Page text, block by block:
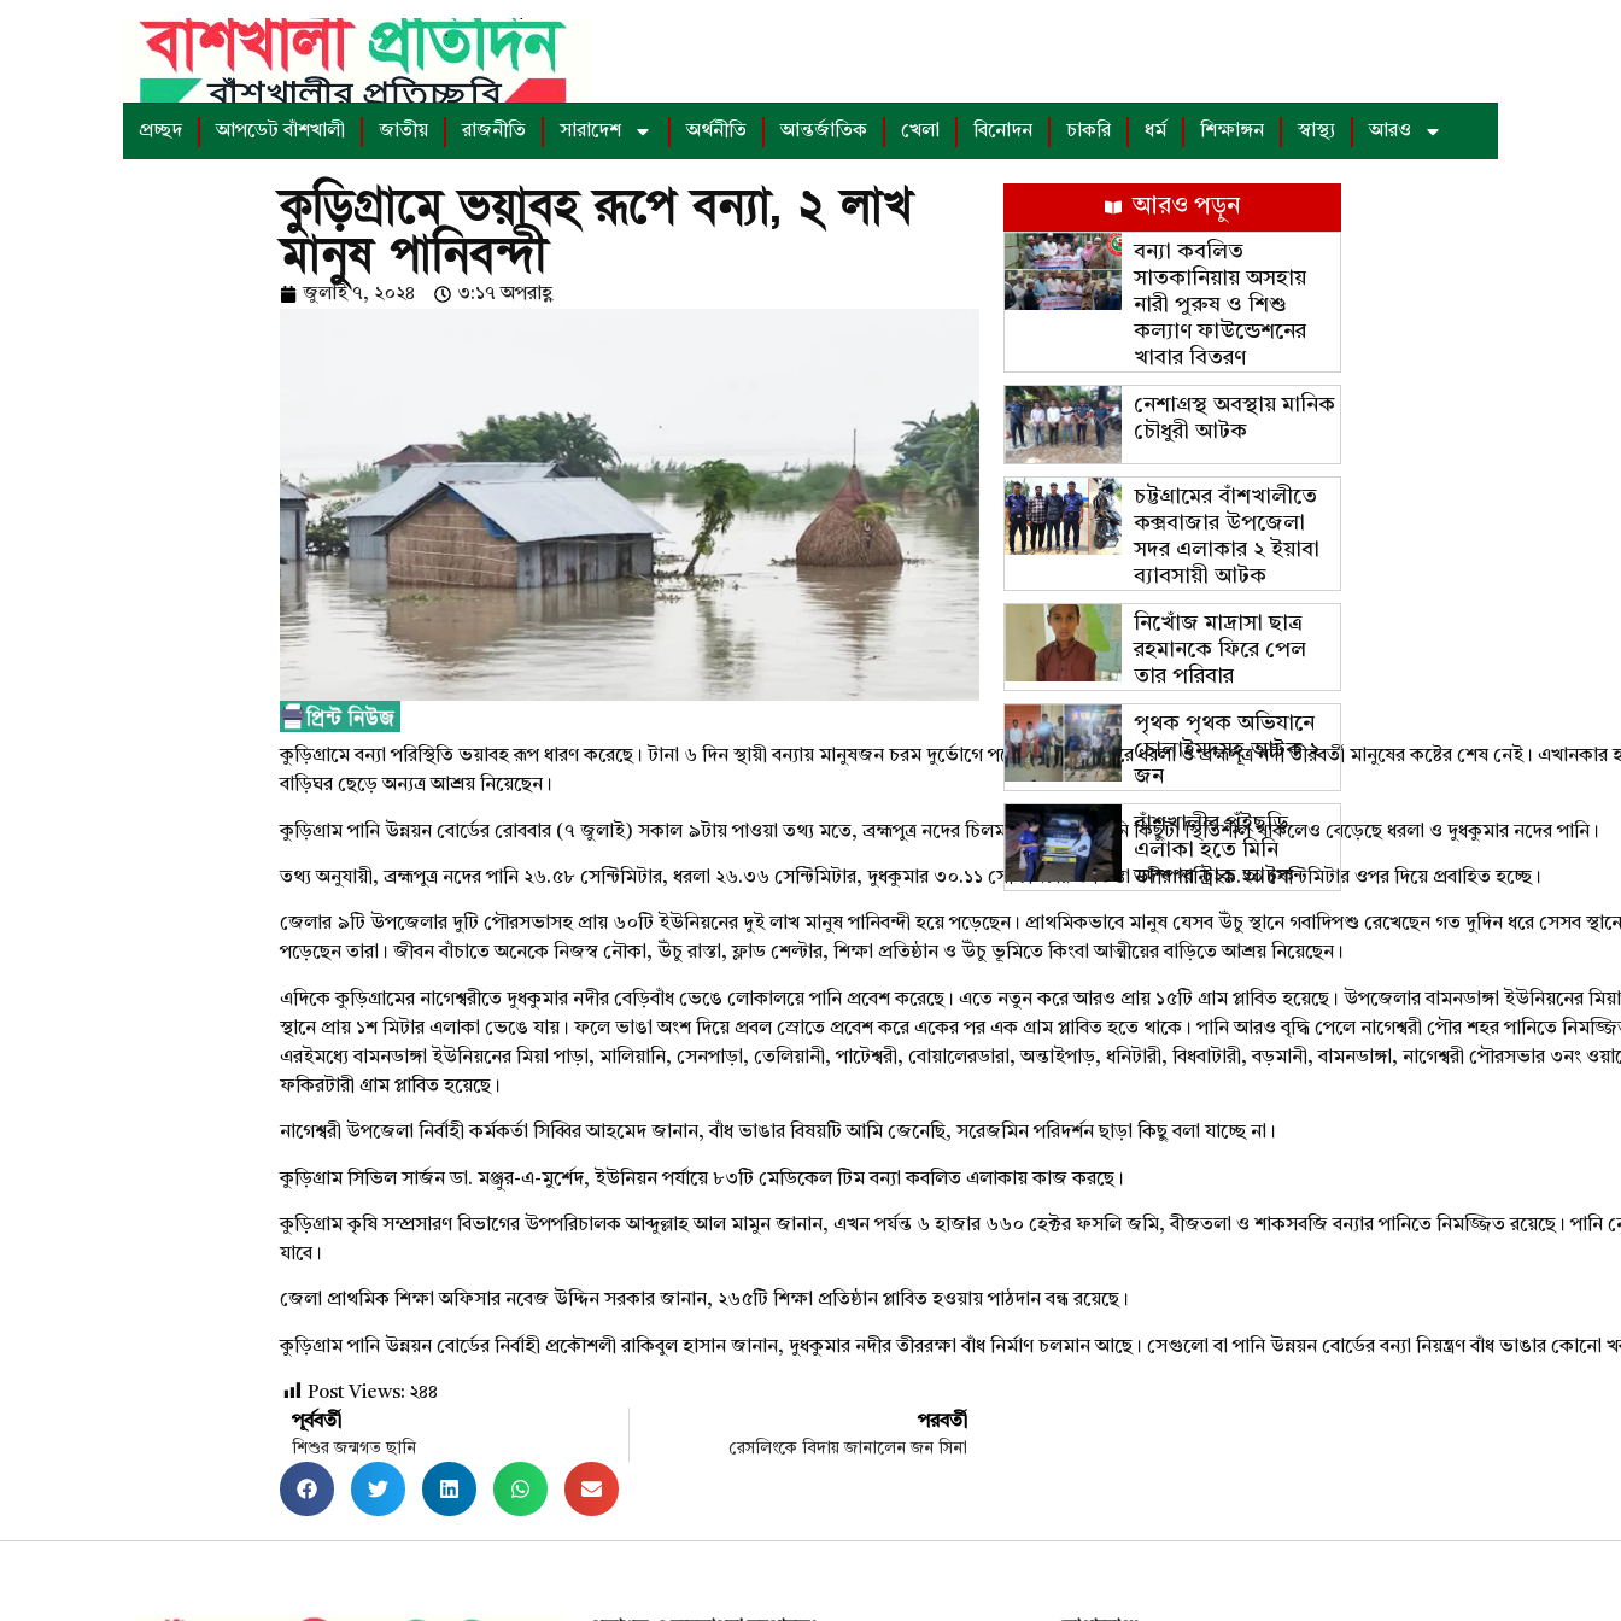
প্রচ্ছদ আপডেট বাঁশখালী জাতীয় রাজনীতি সারাদেশ অর্থনীতি আন্তর্জাতিক খেলা বিনোদন চাকরি ধর্ম শিক্ষাঙ্গন স্বাস্থ্য আরও
কুড়িগ্রামে ভয়াবহ রূপে বন্যা, ২ লাখ
মানুষ পানিবন্দী
জুলাই ৭, ২০২৪ ৩:১৭ অপরাহ্ণ
কুড়িগ্রামে বন্যা পরিস্থিতি ভয়াবহ রূপ ধারণ করেছে। টানা ৬ দিন স্থায়ী বন্যায় মানুষজন চরম দুর্ভোগে পড়েছে। বিশেষ করে ধরলা ও ব্রহ্মপূত্র নদী তীরবর্তী মানুষের কষ্টের শেষ নেই।
বাড়িঘর ছেড়ে অন্যত্র আশ্রয় নিয়েছেন।
কুড়িগ্রাম পানি উন্নয়ন বোর্ডের রোববার (৭ জুলাই) সকাল ৯টায় পাওয়া তথ্য মতে, ব্রহ্মপুত্র নদের চিলমারী পয়েন্টের পানি কিছুটা স্থিতিশীল থাকলেও বেড়েছে ধরলা ও দুধকুমার নদের পানি।
তথ্য অনুযায়ী, ব্রহ্মপুত্র নদের পানি ২৬.৫৮ সেন্টিমিটার, ধরলা ২৬.৩৬ সেন্টিমিটার, দুধকুমার ৩০.১১ সেন্টিমিটার ও তিস্তা নদীর পানি ২৯.২০ সেন্টিমিটার ওপর দিয়ে প্রবাহিত হচ্ছে।
জেলার ৯টি উপজেলার দুটি পৌরসভাসহ প্রায় ৬০টি ইউনিয়নের দুই লাখ মানুষ পানিবন্দী হয়ে পড়েছেন। প্রাথমিকভাবে মানুষ যেসব উঁচু স্থানে গবাদিপশু রেখেছেন গত দুদিন ধরে সেসব
পড়েছেন তারা। জীবন বাঁচাতে অনেকে নিজস্ব নৌকা, উঁচু রাস্তা, ফ্লাড শেল্টার, শিক্ষা প্রতিষ্ঠান ও উঁচু ভূমিতে কিংবা আত্মীয়ের বাড়িতে আশ্রয় নিয়েছেন।
এদিকে কুড়িগ্রামের নাগেশ্বরীতে দুধকুমার নদীর বেড়িবাঁধ ভেঙে লোকালয়ে পানি প্রবেশ করেছে। এতে নতুন করে আরও প্রায় ১৫টি গ্রাম প্লাবিত হয়েছে। উপজেলার বামনডাঙ্গা ইউনিয়নের
স্থানে প্রায় ১শ মিটার এলাকা ভেঙে যায়। ফলে ভাঙা অংশ দিয়ে প্রবল স্রোতে প্রবেশ করে একের পর এক গ্রাম প্লাবিত হতে থাকে। পানি আরও বৃদ্ধি পেলে নাগেশ্বরী পৌর শহর পানিতে
এরইমধ্যে বামনডাঙ্গা ইউনিয়নের মিয়া পাড়া, মালিয়ানি, সেনপাড়া, তেলিয়ানী, পাটেশ্বরী, বোয়ালেরডারা, অন্তাইপাড়, ধনিটারী, বিধবাটারী, বড়মানী, বামনডাঙ্গা, নাগেশ্বরী পৌরসভার ৩নং
ফকিরটারী গ্রাম প্লাবিত হয়েছে।
নাগেশ্বরী উপজেলা নির্বাহী কর্মকর্তা সিব্বির আহমেদ জানান, বাঁধ ভাঙার বিষয়টি আমি জেনেছি, সরেজমিন পরিদর্শন ছাড়া কিছু বলা যাচ্ছে না।
কুড়িগ্রাম সিভিল সার্জন ডা. মঞ্জুর-এ-মুর্শেদ, ইউনিয়ন পর্যায়ে ৮৩টি মেডিকেল টিম বন্যা কবলিত এলাকায় কাজ করছে।
কুড়িগ্রাম কৃষি সম্প্রসারণ বিভাগের উপপরিচালক আব্দুল্লাহ আল মামুন জানান, এখন পর্যন্ত ৬ হাজার ৬৬০ হেক্টর ফসলি জমি, বীজতলা ও শাকসবজি বন্যার পানিতে নিমজ্জিত রয়েছে। পানি
যাবে।
জেলা প্রাথমিক শিক্ষা অফিসার নবেজ উদ্দিন সরকার জানান, ২৬৫টি শিক্ষা প্রতিষ্ঠান প্লাবিত হওয়ায় পাঠদান বন্ধ রয়েছে।
কুড়িগ্রাম পানি উন্নয়ন বোর্ডের নির্বাহী প্রকৌশলী রাকিবুল হাসান জানান, দুধকুমার নদীর তীররক্ষা বাঁধ নির্মাণ চলমান আছে। সেগুলো বা পানি উন্নয়ন বোর্ডের বন্যা নিয়ন্ত্রণ বাঁধ ভাঙার কোনো
Post Views: ২৪৪
পূর্ববর্তী
শিশুর জন্মগত ছানি
পরবর্তী
রেসলিংকে বিদায় জানালেন জন সিনা
আরও পড়ুন
বন্যা কবলিত
সাতকানিয়ায় অসহায়
নারী পুরুষ ও শিশু
কল্যাণ ফাউন্ডেশনের
খাবার বিতরণ
নেশাগ্রস্থ অবস্থায় মানিক
চৌধুরী আটক
চট্টগ্রামের বাঁশখালীতে
কক্সবাজার উপজেলা
সদর এলাকার ২ ইয়াবা
ব্যাবসায়ী আটক
নিখোঁজ মাদ্রাসা ছাত্র
রহমানকে ফিরে পেল
তার পরিবার
পৃথক পৃথক অভিযানে
চোলাইমদসহ আটক ২
জন
বাঁশখালীর পুঁইছড়ি
এলাকা হতে মিনি
ডাম্পার ট্রাক আটক